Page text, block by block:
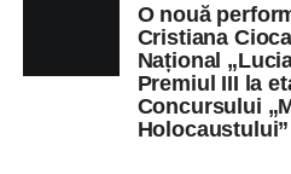
O nouă
Cristiana
Național
Premiul III la
Concursului
Holocaustului”